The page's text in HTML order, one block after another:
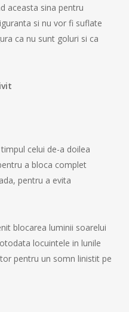
aceasta sina pentru
si nu vor fi suflate
ca nu sunt goluri si ca
celui de-a doilea
a bloca complet
pentru a evita
blocarea luminii soarelui
locuintele in lunile
pentru un somn linistit pe